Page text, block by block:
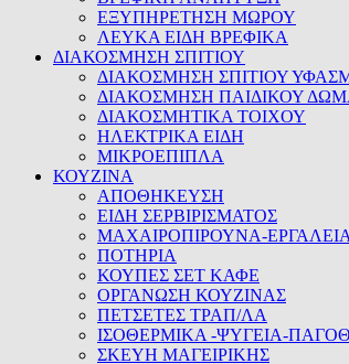
ΕΞΥΠΗΡΕΤΗΣΗ ΜΩΡΟΥ
ΛΕΥΚΑ ΕΙΔΗ ΒΡΕΦΙΚΑ
ΔΙΑΚΟΣΜΗΣΗ ΣΠΙΤΙΟΥ
ΔΙΑΚΟΣΜΗΣΗ ΣΠΙΤΙΟΥ
ΔΙΑΚΟΣΜΗΣΗ ΠΑΙΔΙΚΟΥ
ΔΙΑΚΟΣΜΗΤΙΚΑ ΤΟΙΧΟΥ
ΗΛΕΚΤΡΙΚΑ ΕΙΔΗ
ΜΙΚΡΟΕΠΙΠΛΑ
ΚΟΥΖΙΝΑ
ΑΠΟΘΗΚΕΥΣΗ
ΕΙΔΗ ΣΕΡΒΙΡΙΣΜΑΤΟΣ
ΜΑΧΑΙΡΟΠΙΡΟΥΝΑ-
ΠΟΤΗΡΙΑ
ΚΟΥΠΕΣ ΣΕΤ ΚΑΦΕ
ΟΡΓΑΝΩΣΗ ΚΟΥΖΙΝΑΣ
ΠΕΤΣΕΤΕΣ ΤΡΑΠ/ΛΑ
ΙΣΟΘΕΡΜΙΚΑ -ΨΥΓΕΙΑ-
ΣΚΕΥΗ ΜΑΓΕΙΡΙΚΗΣ